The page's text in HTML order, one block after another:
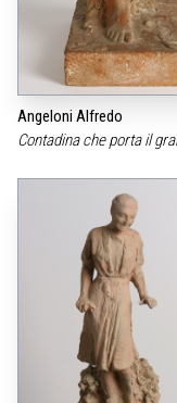
Angeloni Alfredo
Contadina che porta il